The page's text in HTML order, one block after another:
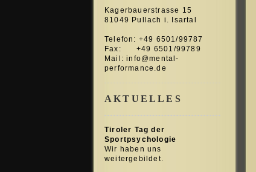
Kagerbauerstrasse 15
81049 Pullach i. Isartal
Telefon: +49 6501/99787
Fax: +49 6501/99789
Mail:info@mental-
performance.de
AKTUELLES
Tiroler Tag der
Sportpsychologie
Wir haben uns
weitergebildet.